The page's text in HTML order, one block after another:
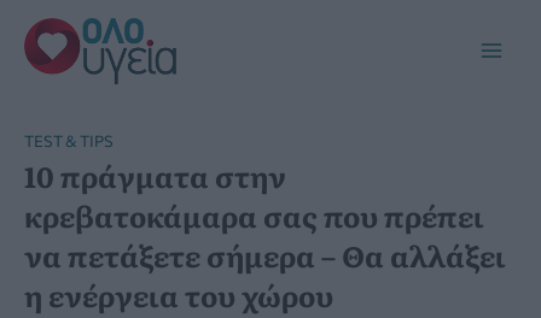
Μετάβαση
στο
περιεχόμενο
TEST & TIPS
10 πράγματα στην
κρεβατοκάμαρα σας που πρέπει
να πετάξετε σήμερα – Θα αλλάξει
η ενέργεια του χώρου